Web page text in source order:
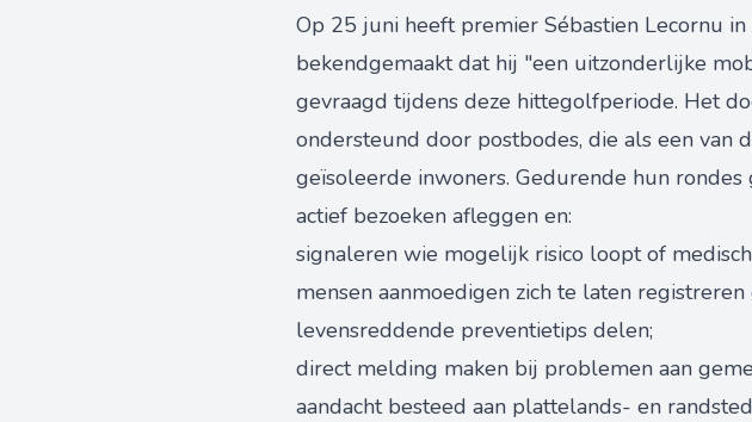
Op 25 juni heeft premier Sébastien Lecornu
bekendgemaakt dat hij "een uitzonderlijke
gevraagd tijdens deze hittegolfperiode. Het
ondersteund door postbodes, die als een van
geïsoleerde inwoners. Gedurende hun
actief bezoeken afleggen en:
signaleren wie mogelijk risico loopt of
mensen aanmoedigen zich te laten
levensreddende preventietips delen;
direct melding maken bij problemen aan
aandacht besteed aan plattelands- en